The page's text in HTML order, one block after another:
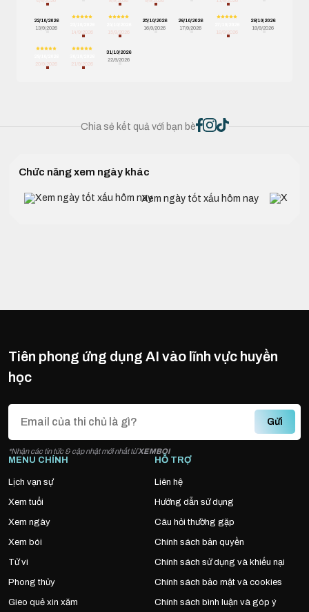
22/10/2026
13/9/2026
14/9/2026
15/9/2026
25/10/2026
16/9/2026
26/10/2026
17/9/2026
18/9/2026
28/10/2026
19/9/2026
20/9/2026
21/9/2026
31/10/2026
22/9/2026
Chia sẻ kết quả với bạn bè
Chức năng xem ngày khác
Xem ngày tốt xấu hôm nay
Tiên phong ứng dụng AI vào lĩnh vực huyền
học
Gửi
*Nhận các tin tức & cập nhật mới nhất từXEMBOI
MENU CHÍNH
Lịch vạn sự
Xem tuổi
Xem ngày
Xem bói
Tử vi
Phong thủy
Gieo quẻ xin xăm
HỖ TRỢ
Liên hệ
Hướng dẫn sử dụng
Câu hỏi thường gặp
Chính sách bản quyền
Chính sách sử dụng và khiếu nại
Chính sách bảo mật và cookies
Chính sách bình luận và góp ý